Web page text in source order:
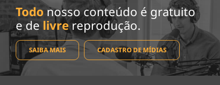
Todo nosso conteúdo é gratuito
e de livrereprodução.
SAIBA MAIS CADASTRO DE MÍDIAS